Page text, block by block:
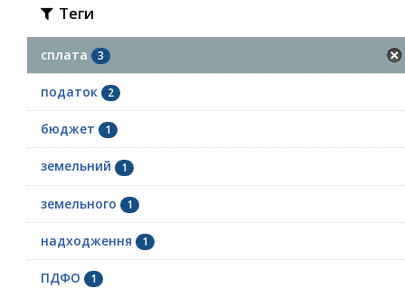
Теги
сплата 3
податок 2
бюджет 1
земельний 1
земельного 1
надходження 1
ПДФО 1